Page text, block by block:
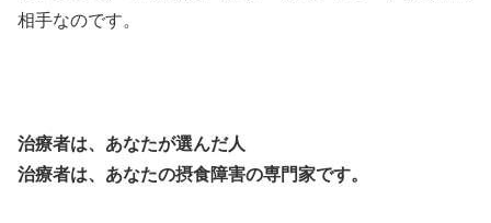
相手なのです。
治療者は、あなたが選んだ人
治療者は、あなたの摂食障害の専門家です。